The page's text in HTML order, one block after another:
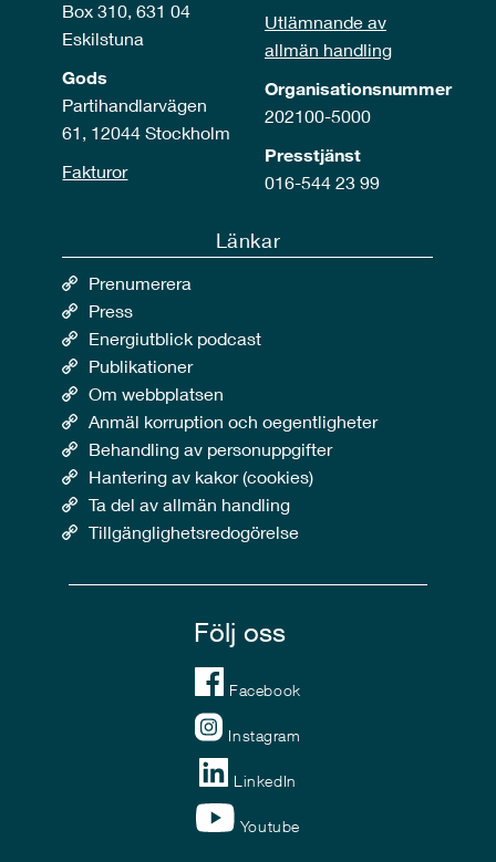
Box 310, 631 04
Eskilstuna
Gods
Partihandlarvägen
61, 12044 Stockholm
Fakturor
Utlämnande av
allmän handling
Organisationsnummer
202100-5000
Presstjänst
016-544 23 99
Länkar
Prenumerera
Press
Energiutblick podcast
Publikationer
Om webbplatsen
Anmäl korruption och oegentligheter
Behandling av personuppgifter
Hantering av kakor (cookies)
Ta del av allmän handling
Tillgänglighetsredogörelse
Följ oss
Facebook
Instagram
LinkedIn
Youtube